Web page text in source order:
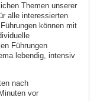
Themen unserer
alle interessierten
können mit
Führungen
lebendig, intensiv
nach
vor